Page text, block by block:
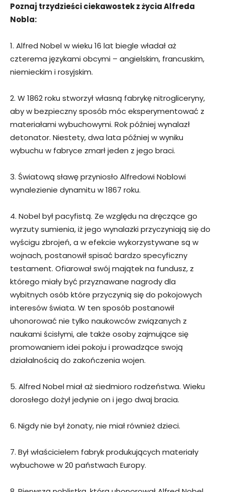
Poznaj trzydzieści ciekawostek z życia Alfreda
Nobla:
1. Alfred Nobel w wieku 16 lat biegle władał aż
czterema językami obcymi – angielskim, francuskim,
niemieckim i rosyjskim.
2. W 1862 roku stworzył własną fabrykę nitrogliceryny,
aby w bezpieczny sposób móc eksperymentować z
materiałami wybuchowymi. Rok później wynalazł
detonator. Niestety, dwa lata później w wyniku
wybuchu w fabryce zmarł jeden z jego braci.
3. Światową sławę przyniosło Alfredowi Noblowi
wynalezienie dynamitu w 1867 roku.
4. Nobel był pacyfistą. Ze względu na dręczące go
wyrzuty sumienia, iż jego wynalazki przyczyniają się do
wyścigu zbrojeń, a w efekcie wykorzystywane są w
wojnach, postanowił spisać bardzo specyficzny
testament. Ofiarował swój majątek na fundusz, z
którego miały być przyznawane nagrody dla
wybitnych osób które przyczynią się do pokojowych
interesów świata. W ten sposób postanowił
uhonorować nie tylko naukowców związanych z
naukami ścisłymi, ale także osoby zajmujące się
promowaniem idei pokoju i prowadzące swoją
działalnością do zakończenia wojen.
5. Alfred Nobel miał aż siedmioro rodzeństwa. Wieku
dorosłego dożył jedynie on i jego dwaj bracia.
6. Nigdy nie był żonaty, nie miał również dzieci.
7. Był właścicielem fabryk produkujących materiały
wybuchowe w 20 państwach Europy.